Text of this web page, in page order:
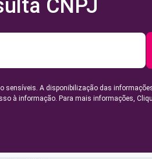
CNPJ
sensíveis. A disponibilização das
à informação. Para mais informações,